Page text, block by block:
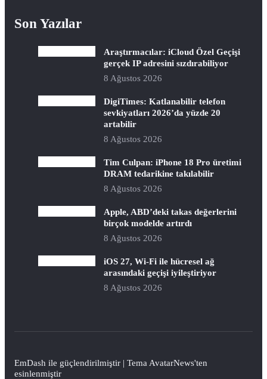
Son Yazılar
Araştırmacılar: iCloud Özel Geçişi
gerçek IP adresini sızdırabiliyor
8 Ağustos 2026
DigiTimes: Katlanabilir telefon
sevkiyatları 2026’da yüzde 20
artabilir
8 Ağustos 2026
Tim Culpan: iPhone 18 Pro üretimi
DRAM tedarikine takılabilir
8 Ağustos 2026
Apple, ABD’deki takas değerlerini
birçok modelde artırdı
8 Ağustos 2026
iOS 27, Wi-Fi ile hücresel ağ
arasındaki geçişi iyileştiriyor
8 Ağustos 2026
EmDash ile güçlendirilmiştir | TemaAvatarNews'ten
esinlenmiştir